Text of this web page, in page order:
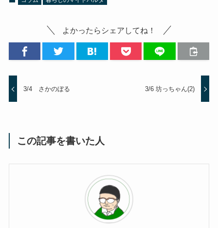
よかったらシェアしてね！
3/4 さかのぼる 3/6 坊っちゃん(2)
この記事を書いた人